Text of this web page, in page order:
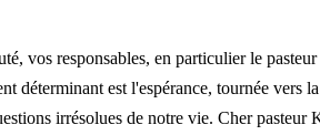
vos responsables, en particulier le
déterminant est l'espérance, tournée vers
irrésolues de notre vie. Cher pasteur